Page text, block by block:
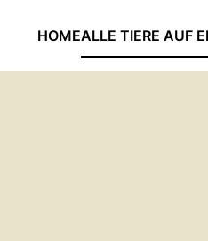
HOMEALLE TIERE AUF